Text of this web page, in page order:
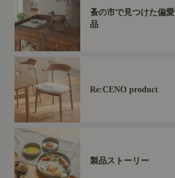
蚤の市で見つけた偏愛
品
Re:CENO product
製品ストーリー